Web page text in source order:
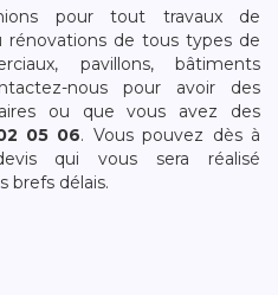
pour tout travaux de
rénovations de tous types de
pavillons, bâtiments
nous pour avoir des
ou que vous avez des
05 06. Vous pouvez dès à
qui vous sera réalisé
brefs délais.